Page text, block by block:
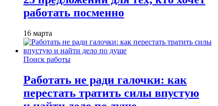
работать посменно
16 марта
Поиск работы
Работать не ради галочки: как
перестать тратить силы впустую